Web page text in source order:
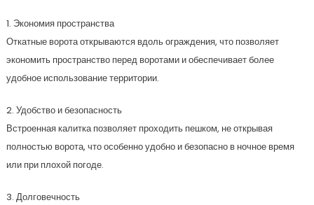
1. Экономия пространства
Откатные ворота открываются вдоль ограждения, что позволяет
экономить пространство перед воротами и обеспечивает более
удобное использование территории.
2. Удобство и безопасность
Встроенная калитка позволяет проходить пешком, не открывая
полностью ворота, что особенно удобно и безопасно в ночное время
или при плохой погоде.
3. Долговечность